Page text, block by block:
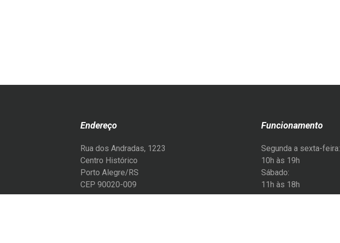
Endereço
Rua dos Andradas, 1223
Centro Histórico
Porto Alegre/RS
CEP 90020-009
Funcionamento
Segunda a sexta-feira:
10h às 19h
Sábado:
11h às 18h